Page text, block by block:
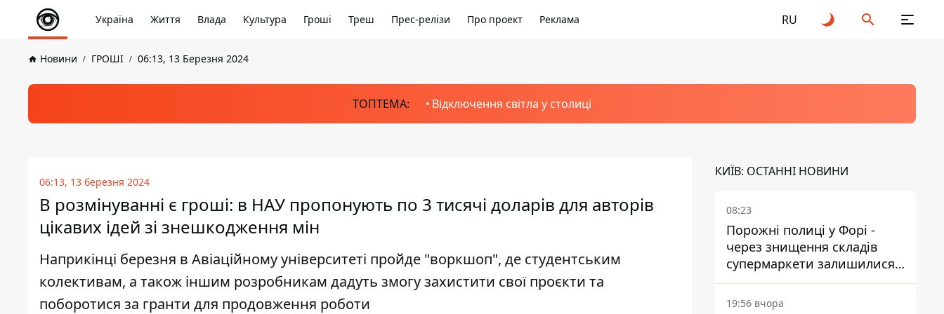
Україна Життя Влада Культура Гроші Треш Прес-релізи Про проект Реклама RU
Новини ГРОШІ 06:13, 13 Березня 2024
ТОПТЕМА: Відключення світла у столиці
06:13, 13 березня 2024
В розмінуванні є гроші: в НАУ пропонують по 3 тисячі доларів для авторів
цікавих ідей зі знешкодження мін
Наприкінці березня в Авіаційному університеті пройде "воркшоп", де студентським
колективам, а також іншим розробникам дадуть змогу захистити свої проєкти та
поборотися за гранти для продовження роботи
КИЇВ: ОСТАННІ НОВИНИ
08:23
Порожні полиці у Форі -
через знищення складів
супермаркети залишилися
без асортименту
19:56 вчора